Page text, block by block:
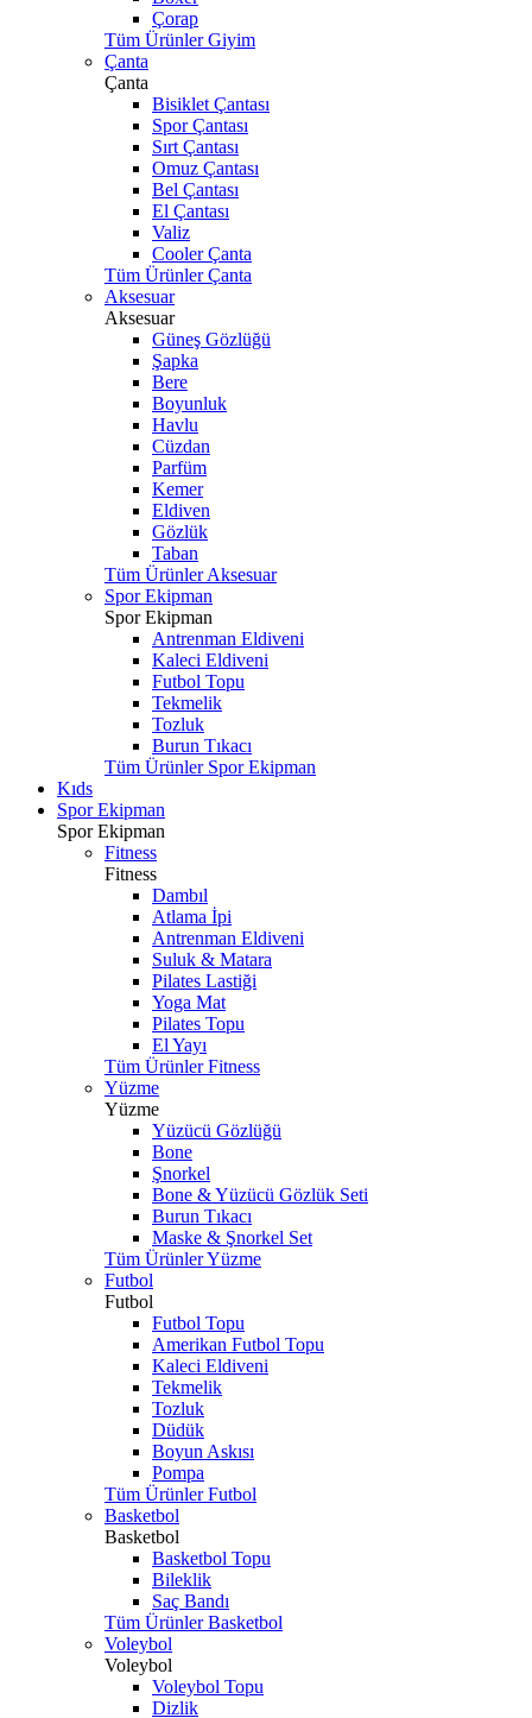
Çorap
Tüm Ürünler Giyim
Çanta
Çanta
Bisiklet Çantası
Spor Çantası
Sırt Çantası
Omuz Çantası
Bel Çantası
El Çantası
Valiz
Cooler Çanta
Tüm Ürünler Çanta
Aksesuar
Aksesuar
Güneş Gözlüğü
Şapka
Bere
Boyunluk
Havlu
Cüzdan
Parfüm
Kemer
Eldiven
Gözlük
Taban
Tüm Ürünler Aksesuar
Spor Ekipman
Spor Ekipman
Antrenman Eldiveni
Kaleci Eldiveni
Futbol Topu
Tekmelik
Tozluk
Burun Tıkacı
Tüm Ürünler Spor Ekipman
Kıds
Spor Ekipman
Spor Ekipman
Fitness
Fitness
Dambıl
Atlama İpi
Antrenman Eldiveni
Suluk & Matara
Pilates Lastiği
Yoga Mat
Pilates Topu
El Yayı
Tüm Ürünler Fitness
Yüzme
Yüzme
Yüzücü Gözlüğü
Bone
Şnorkel
Bone & Yüzücü Gözlük Seti
Burun Tıkacı
Maske & Şnorkel Set
Tüm Ürünler Yüzme
Futbol
Futbol
Futbol Topu
Amerikan Futbol Topu
Kaleci Eldiveni
Tekmelik
Tozluk
Düdük
Boyun Askısı
Pompa
Tüm Ürünler Futbol
Basketbol
Basketbol
Basketbol Topu
Bileklik
Saç Bandı
Tüm Ürünler Basketbol
Voleybol
Voleybol
Voleybol Topu
Dizlik